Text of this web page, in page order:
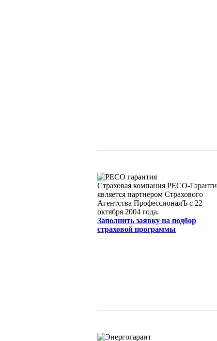
Страховая компания РЕСО-
является партнером Страхового
Агентства ПрофессионалЪ с 22
октября 2004 года.
Заполнить заявку на подбор
страховой программы